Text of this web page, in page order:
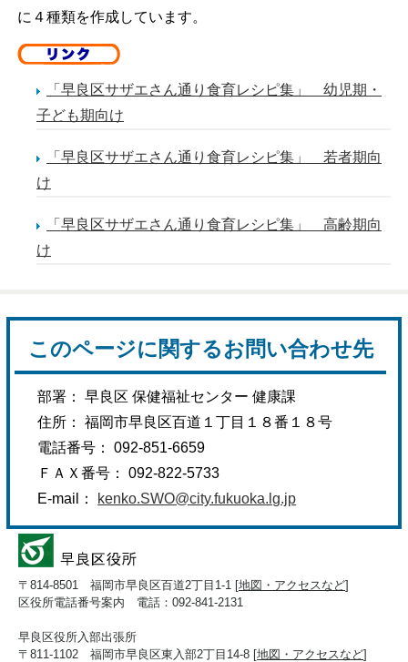
に４種類を作成しています。
「早良区サザエさん通り食育レシピ集」 幼児期・
子ども期向け
「早良区サザエさん通り食育レシピ集」 若者期向
け
「早良区サザエさん通り食育レシピ集」 高齢期向
け
このページに関するお問い合わせ先
部署： 早良区 保健福祉センター 健康課
住所： 福岡市早良区百道１丁目１８番１８号
電話番号： 092-851-6659
ＦＡＸ番号： 092-822-5733
E-mail：
kenko.SWO@city.fukuoka.lg.jp
〒814-8501 福岡市早良区百道2丁目1-1 [地図・アクセスなど]
区役所電話番号案内 電話：092-841-2131
早良区役所入部出張所
〒811-1102 福岡市早良区東入部2丁目14-8 [地図・アクセスなど]